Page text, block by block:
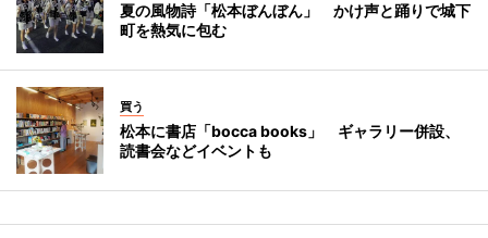
夏の風物詩「松本ぼんぼん」 かけ声と踊りで城下
町を熱気に包む
買う
松本に書店「bocca books」 ギャラリー併設、
読書会などイベントも